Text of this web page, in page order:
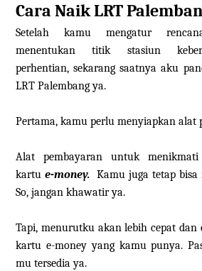
Cara Naik LRT
Setelah kamu mengatur
menentukan titik stasiun
perhentian, sekarang saatnya aku
LRT Palembang ya.
Pertama, kamu perlu menyiapkan alat
Alat pembayaran untuk
kartue-money.
Kamu juga tetap
So, jangan khawatir ya.
Tapi, menurutku akan lebih cepat
kartu e-money yang kamu punya.
mu tersedia ya.